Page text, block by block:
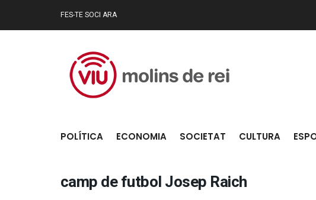
FES-TE SOCI ARA
POLÍTICA ECONOMIA SOCIETAT CULTURA
camp de futbol Josep Raich